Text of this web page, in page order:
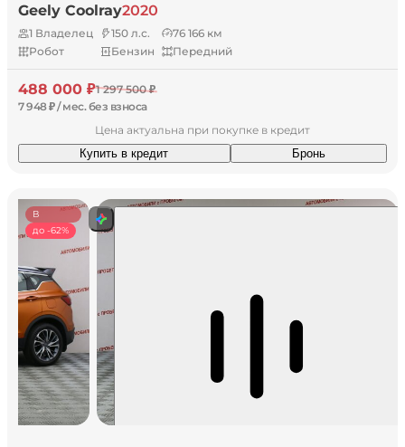
Geely Coolray2020
1 Владелец 150 л.с.
76 166 км
Робот
Бензин Передний
488 000 ₽1 297 500 ₽
7 948 ₽ / мес. без взноса
Цена актуальна при покупке в кредит
Купить в кредит
Бронь
В
наличии
до -62%